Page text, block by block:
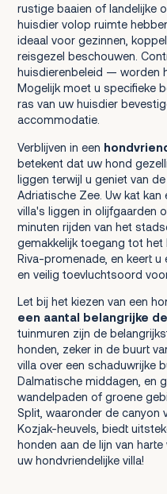
rustige baaien of landelijke
huisdier volop ruimte
ideaal voor gezinnen,
reisgezel beschouwen.
huisdierenbeleid — worden
Mogelijk moet u specifieke
ras van uw huisdier
accommodatie.
Verblijven in een
betekent dat uw hond
liggen terwijl u geniet van
Adriatische Zee. Uw kat kan
villa's liggen in olijfgaarden
minuten rijden van het
gemakkelijk toegang tot het
Riva-promenade, en keert
en veilig toevluchtsoord
Let bij het kiezen van een
een aantal belangrijke
tuinmuren zijn de
honden, zeker in de buurt
villa over een schaduwrijke
Dalmatische middagen, en
wandelpaden of groene
Split, waaronder de canyon
Kozjak-heuvels, biedt
honden aan de lijn van
uw hondvriendelijke villa!